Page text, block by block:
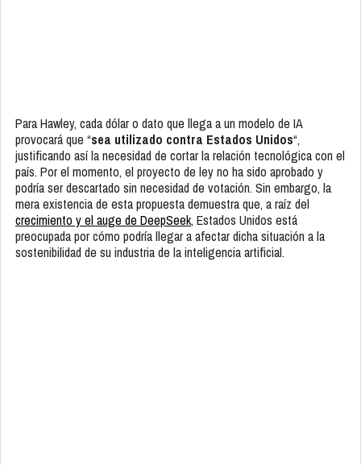
Para Hawley, cada dólar o dato que llega a un modelo de IA
provocará que “sea utilizado contra Estados Unidos“,
justificando así la necesidad de cortar la relación tecnológica con el
país. Por el momento, el proyecto de ley no ha sido aprobado y
podría ser descartado sin necesidad de votación. Sin embargo, la
mera existencia de esta propuesta demuestra que, a raíz del
crecimiento y el auge de DeepSeek, Estados Unidos está
preocupada por cómo podría llegar a afectar dicha situación a la
sostenibilidad de su industria de la inteligencia artificial.